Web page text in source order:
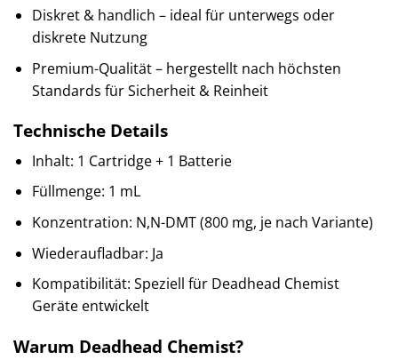
Diskret & handlich – ideal für unterwegs oder
diskrete Nutzung
Premium-Qualität – hergestellt nach höchsten
Standards für Sicherheit & Reinheit
Technische Details
Inhalt: 1 Cartridge + 1 Batterie
Füllmenge: 1 mL
Konzentration: N,N-DMT (800 mg, je nach Variante)
Wiederaufladbar: Ja
Kompatibilität: Speziell für Deadhead Chemist
Geräte entwickelt
Warum Deadhead Chemist?